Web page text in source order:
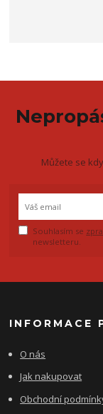
Můžete se
Souhlasím se
newsletteru.
INFORMACE
O nás
Jak nakupovat
Obchodní